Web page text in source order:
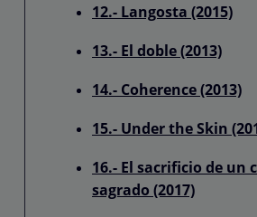
12.- Langosta (2015)
13.- El doble (2013)
14.- Coherence (2013)
15.- Under the Skin
16.- El sacrificio de un
sagrado (2017)